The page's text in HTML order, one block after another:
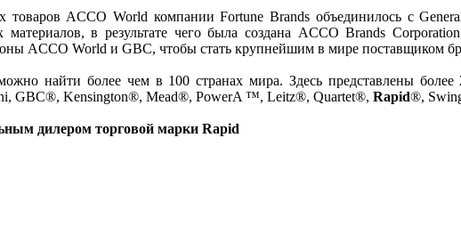
товаров ACCO World компании Fortune Brands объединилось с
в результате чего была создана ACCO Brands
ACCO World и GBC, чтобы стать крупнейшим в мире поставщиком
найти более чем в 100 странах мира. Здесь представлены
GBC®, Kensington®, Mead®, PowerA ™, Leitz®, Quartet®, Rapid®,
дилером торговой марки Rapid